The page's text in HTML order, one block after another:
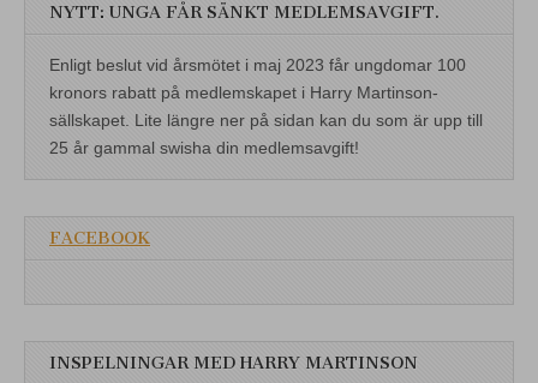
NYTT: UNGA FÅR SÄNKT MEDLEMSAVGIFT.
Enligt beslut vid årsmötet i maj 2023 får ungdomar 100
kronors rabatt på medlemskapet i Harry Martinson-
sällskapet. Lite längre ner på sidan kan du som är upp till
25 år gammal swisha din medlemsavgift!
FACEBOOK
INSPELNINGAR MED HARRY MARTINSON